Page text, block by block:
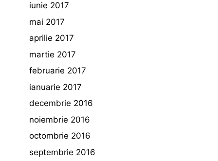
iunie 2017
mai 2017
aprilie 2017
martie 2017
februarie 2017
ianuarie 2017
decembrie 2016
noiembrie 2016
octombrie 2016
septembrie 2016